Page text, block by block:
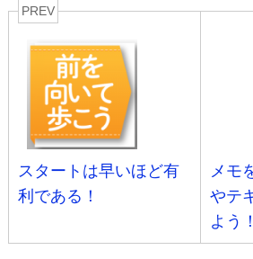
PREV
スタートは早いほど有
利である！
メモ
やテ
よう！